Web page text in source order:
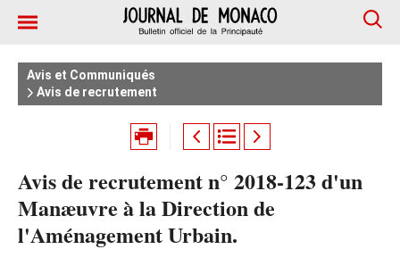
Avis et Communiqués
Avis de recrutement
Avis de recrutement n° 2018-123 d'un
Manæuvre à la Direction de
l'Aménagement Urbain.